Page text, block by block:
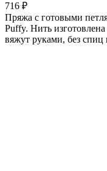
716 ₽
Пряжа с готовыми
Puffy. Нить
вяжут руками, без